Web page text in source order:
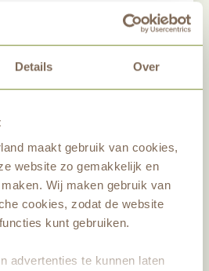
Details Over
maakt gebruik van cookies,
website zo gemakkelijk en
Wij maken gebruik van
cookies, zodat de website
kunt gebruiken.
advertenties te kunnen laten
is, moeten we in dit
Zo groeit in de bossen
op Heidepol het
is een inheemse en sterke
we niet blijven maaien.
hieronder voor een